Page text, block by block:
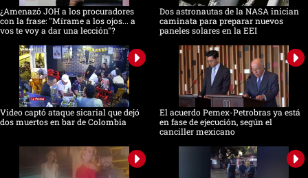
¿Amenazó JOH a los procuradores
con la frase: "Mírame a los ojos... a
vos te voy a dar una lección"?
Dos astronautas de la NASA inician
caminata para preparar nuevos
paneles solares en la EEI
Video captó ataque sicarial que dejó
dos muertos en bar de Colombia
El acuerdo Pemex-Petrobras ya está
en fase de ejecución, según el
canciller mexicano